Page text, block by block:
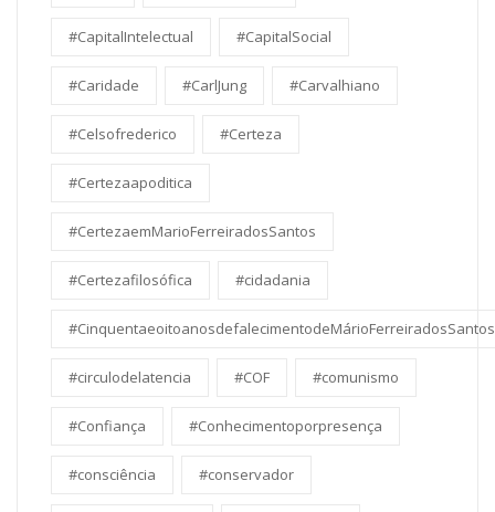
#CapitalIntelectual #CapitalSocial
#Caridade #CarlJung #Carvalhiano
#Celsofrederico #Certeza
#Certezaapoditica
#CertezaemMarioFerreiradosSantos
#Certezafilosófica #cidadania
#CinquentaeoitoanosdefalecimentodeMárioFerreiradosSantos
#circulodelatencia #COF #comunismo
#Confiança #Conhecimentoporpresença
#consciência #conservador